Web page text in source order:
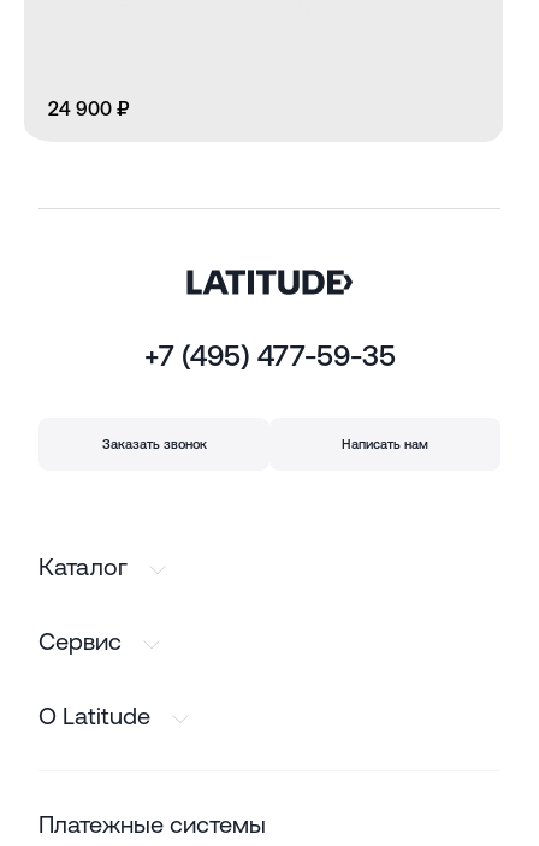
24 900 ₽
+7 (495) 477-59-35
Заказать звонок Написать нам
Каталог
Сервис
О Latitude
Платежные системы